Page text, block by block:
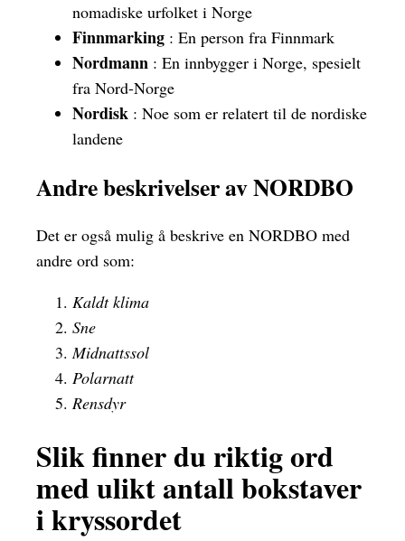
nomadiske urfolket i Norge
Finnmarking : En person fra Finnmark
Nordmann : En innbygger i Norge, spesielt
fra Nord-Norge
Nordisk : Noe som er relatert til de nordiske
landene
Andre beskrivelser av NORDBO
Det er også mulig å beskrive en NORDBO med
andre ord som:
Kaldt klima
Sne
Midnattssol
Polarnatt
Rensdyr
Slik finner du riktig ord
med ulikt antall bokstaver
i kryssordet